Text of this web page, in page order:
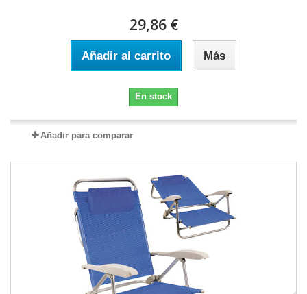
29,86 €
Añadir al carrito Más
En stock
Añadir para comparar